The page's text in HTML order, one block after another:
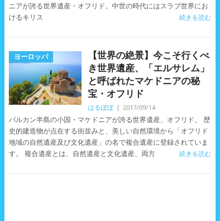
ニアが誇る世界遺産・オフリド。中世の時代にはスラブ世界にお
けるキリス
続きを読む
ヨーロッパ
【世界の絶景】今こそ行くべ
き世界遺産、「エルサレム」
と呼ばれたマケドニアの秘
宝・オフリド
はるぼぼ 2017/09/14
バルカン半島の小国・マケドニアが誇る世界遺産、オフリド。 歴
史的建造物が点在する街並みと、美しい自然環境から「オフリド
地域の自然遺産及び文化遺産」の名で複合遺産に登録されていま
す。 複合遺産とは、自然遺産と文化遺産、両方
続きを読む